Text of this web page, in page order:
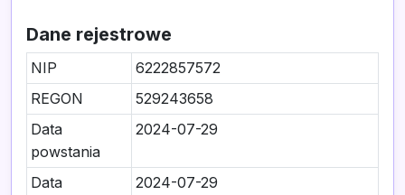
Dane rejestrowe
NIP
6222857572
REGON
529243658
Data
powstania
2024-07-29
Data
2024-07-29